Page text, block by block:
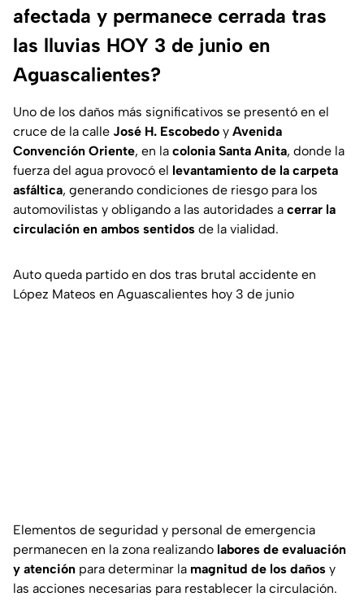
afectada y permanece cerrada tras
las lluvias HOY 3 de junio en
Aguascalientes?
Uno de los daños más significativos se presentó en el
cruce de la calle José H. Escobedo y Avenida
Convención Oriente, en la colonia Santa Anita, donde la
fuerza del agua provocó el levantamiento de la carpeta
asfáltica, generando condiciones de riesgo para los
automovilistas y obligando a las autoridades a cerrar la
circulación en ambos sentidos de la vialidad.
Auto queda partido en dos tras brutal accidente en
López Mateos en Aguascalientes hoy 3 de junio
Elementos de seguridad y personal de emergencia
permanecen en la zona realizando labores de evaluación
y atención para determinar la magnitud de los daños y
las acciones necesarias para restablecer la circulación.